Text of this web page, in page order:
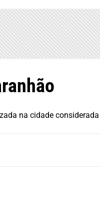
na cidade